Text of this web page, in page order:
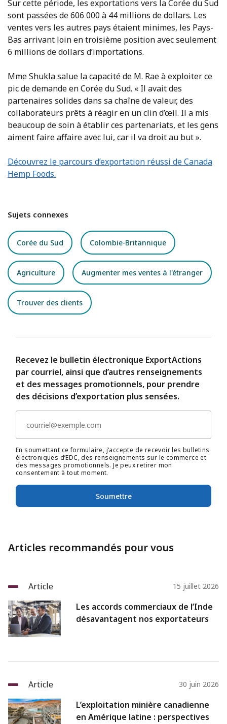
Sur cette période, les exportations vers la Corée du Sud
sont passées de 606 000 à 44 millions de dollars. Les
ventes vers les autres pays étaient minimes, les Pays-
Bas arrivant loin en troisième position avec seulement
6 millions de dollars d’importations.
Mme Shukla salue la capacité de M. Rae à exploiter ce
pic de demande en Corée du Sud. « Il avait des
partenaires solides dans sa chaîne de valeur, des
collaborateurs prêts à réagir en un clin d’œil. Il a mis
beaucoup de soin à établir ces partenariats, et les gens
aiment faire affaire avec lui, car il va droit au but ».
Découvrez le parcours d’exportation réussi de Canada
Hemp Foods.
Sujets connexes
Corée du Sud Colombie-Britannique
Agriculture Augmenter mes ventes à l'étranger
Trouver des clients
Recevez le bulletin électronique ExportActions
par courriel, ainsi que d’autres renseignements
et des messages promotionnels, pour prendre
des décisions d’exportation plus sensées.
En soumettant ce formulaire, j’accepte de recevoir les bulletins
électroniques d’EDC, des renseignements sur le commerce et
des messages promotionnels. Je peux retirer mon
consentement à tout moment.
Soumettre
Articles recommandés pour vous
Article 15 juillet 2026
Les accords commerciaux de l’Inde
désavantagent nos exportateurs
Article 30 juin 2026
L’exploitation minière canadienne
en Amérique latine : perspectives